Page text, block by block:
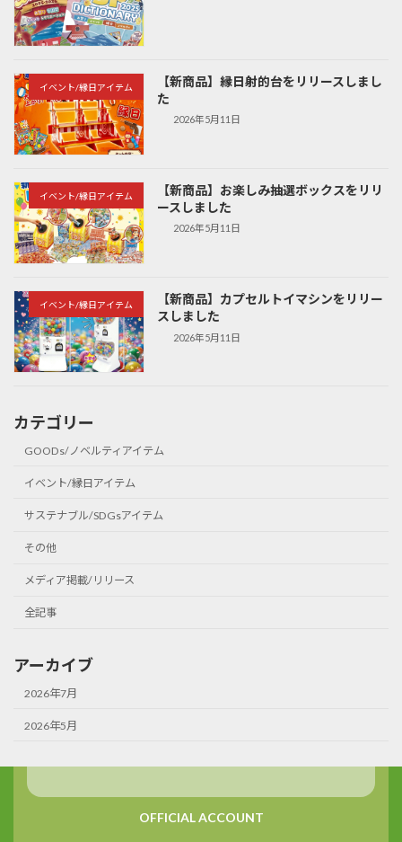
イベント/縁日アイテム
【新商品】縁日射的台をリリースしまし
た
2026年5月11日
イベント/縁日アイテム
【新商品】お楽しみ抽選ボックスをリリ
ースしました
2026年5月11日
イベント/縁日アイテム
【新商品】カプセルトイマシンをリリー
スしました
2026年5月11日
カテゴリー
GOODs/ノベルティアイテム
イベント/縁日アイテム
サステナブル/SDGsアイテム
その他
メディア掲載/リリース
全記事
アーカイブ
2026年7月
2026年5月
OFFICIAL ACCOUNT